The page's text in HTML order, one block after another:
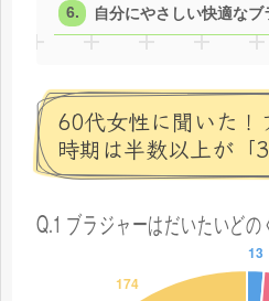
自分にやさしい快適なブ
60代女性に聞いた！
時期は半数以上が「3